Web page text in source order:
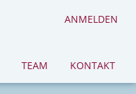
ANMELDEN
TEAM KONTAKT